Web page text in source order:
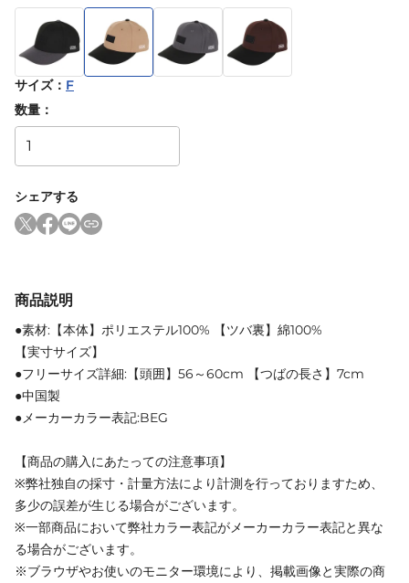
サイズ： F
数量：
シェアする
商品説明
●素材:【本体】ポリエステル100% 【ツバ裏】綿100%
【実寸サイズ】
●フリーサイズ詳細:【頭囲】56～60cm 【つばの長さ】7cm
●中国製
●メーカーカラー表記:BEG
【商品の購入にあたっての注意事項】
※弊社独自の採寸・計量方法により計測を行っておりますため、
多少の誤差が生じる場合がございます。
※一部商品において弊社カラー表記がメーカーカラー表記と異な
る場合がございます。
※ブラウザやお使いのモニター環境により、掲載画像と実際の商